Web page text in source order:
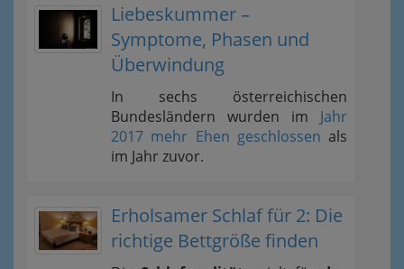
Liebeskummer –
Symptome, Phasen und
Überwindung
In sechs österreichischen
Bundesländern wurden im Jahr
2017 mehr Ehen geschlossen als
im Jahr zuvor.
Erholsamer Schlaf für 2: Die
richtige Bettgröße finden